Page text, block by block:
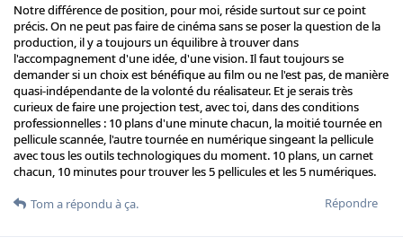
Notre différence de position, pour moi, réside surtout sur ce point
précis. On ne peut pas faire de cinéma sans se poser la question de la
production, il y a toujours un équilibre à trouver dans
l'accompagnement d'une idée, d'une vision. Il faut toujours se
demander si un choix est bénéfique au film ou ne l'est pas, de manière
quasi-indépendante de la volonté du réalisateur. Et je serais très
curieux de faire une projection test, avec toi, dans des conditions
professionnelles : 10 plans d'une minute chacun, la moitié tournée en
pellicule scannée, l'autre tournée en numérique singeant la pellicule
avec tous les outils technologiques du moment. 10 plans, un carnet
chacun, 10 minutes pour trouver les 5 pellicules et les 5 numériques.
Répondre
Tom a répondu à ça.